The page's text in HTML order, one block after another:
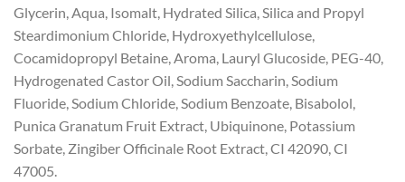
Glycerin, Aqua, Isomalt, Hydrated Silica, Silica and Propyl
Steardimonium Chloride, Hydroxyethylcellulose,
Cocamidopropyl Betaine, Aroma, Lauryl Glucoside, PEG-40,
Hydrogenated Castor Oil, Sodium Saccharin, Sodium
Fluoride, Sodium Chloride, Sodium Benzoate, Bisabolol,
Punica Granatum Fruit Extract, Ubiquinone, Potassium
Sorbate, Zingiber Officinale Root Extract, CI 42090, CI
47005.